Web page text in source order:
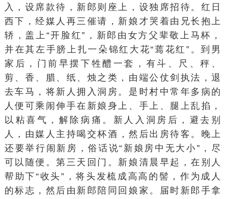
入，设席款待，新郎则座上，设独席招待。红日
西下，经媒人再三催请，新娘才哭着由兄长抱上
轿，盖上“开脸红”，新郎由女方父辈敬上马杯，
并在其左手膀上扎一朵锦红大花“蔫花红”。到男
家后，门前早摆下牲醴一套，有斗、尺、秤、
剪、香、腊、纸、烛之类，由端公仗剑执法，退
去车马，将新人拥入洞房。是时村中常年多病的
人便可乘闹伸手在新娘身上、手上、腿上乱掐，
以粘喜气，解除病痛。新人 入洞房 后，避去别
人，由媒人主持喝 交杯酒 ，然后出房待客。晚上
还要举行 闹新房 ，俗话说“新娘房中无大小”，尽
可以随便。第三天回门。新娘清晨早起，在别人
帮助下“收头”，将头发梳成高高的髻，作为成人
的标志，然后由新郎陪同回娘家。届时新郎手拿